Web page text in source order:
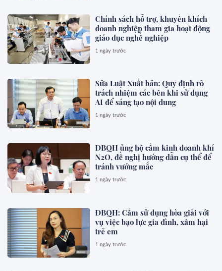
Chính sách hỗ trợ, khuyến khích
doanh nghiệp tham gia hoạt động
giáo dục nghề nghiệp
1 ngày trước
Sửa Luật Xuất bản: Quy định rõ
trách nhiệm các bên khi sử dụng
AI để sáng tạo nội dung
1 ngày trước
ĐBQH ủng hộ cấm kinh doanh khí
N2O, đề nghị hướng dẫn cụ thể để
tránh vướng mắc
1 ngày trước
ĐBQH: Cấm sử dụng hòa giải với
vụ việc bạo lực gia đình, xâm hại
trẻ em
1 ngày trước